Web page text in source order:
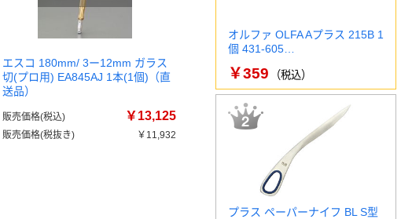
エスコ 180mm/ 3ー12mm ガラス
切(プロ用) EA845AJ 1本(1個)（直
送品）
販売価格(税込) ￥13,125
販売価格(税抜き) ￥11,932
オルファ OLFA Aプラス 215B 1
個 431-605…
￥359 （税込）
プラス ペーパーナイフ BL S型